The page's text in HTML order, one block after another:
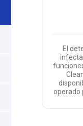
El
operado